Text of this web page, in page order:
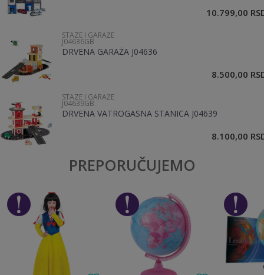
10.799,00
STAZE I GARAŽE
J04636GB
DRVENA GARAŽA J04636
8.500,00
STAZE I GARAŽE
J04639GB
DRVENA VATROGASNA STANICA J04639
8.100,00
PREPORUČUJEMO